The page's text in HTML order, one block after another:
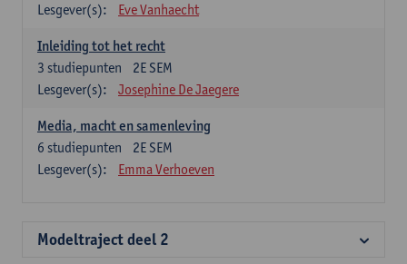
Lesgever(s):
Eve Vanhaecht
Inleiding tot het recht
2E SEM
3 studiepunten
Lesgever(s):
Josephine De Jaegere
Media, macht en samenleving
2E SEM
6 studiepunten
Lesgever(s):
Emma Verhoeven
Modeltraject deel 2